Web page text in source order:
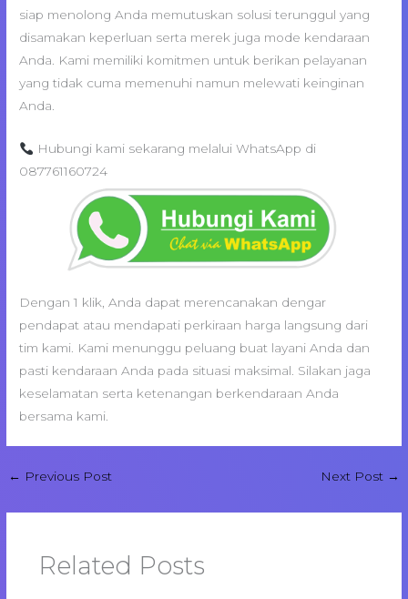
siap menolong Anda memutuskan solusi terunggul yang
disamakan keperluan serta merek juga mode kendaraan
Anda. Kami memiliki komitmen untuk berikan pelayanan
yang tidak cuma memenuhi namun melewati keinginan
Anda.
Hubungi kami sekarang melalui WhatsApp di
087761160724
Dengan 1 klik, Anda dapat merencanakan dengar
pendapat atau mendapati perkiraan harga langsung dari
tim kami. Kami menunggu peluang buat layani Anda dan
pasti kendaraan Anda pada situasi maksimal. Silakan jaga
keselamatan serta ketenangan berkendaraan Anda
bersama kami.
← Previous Post Next Post →
Related Posts